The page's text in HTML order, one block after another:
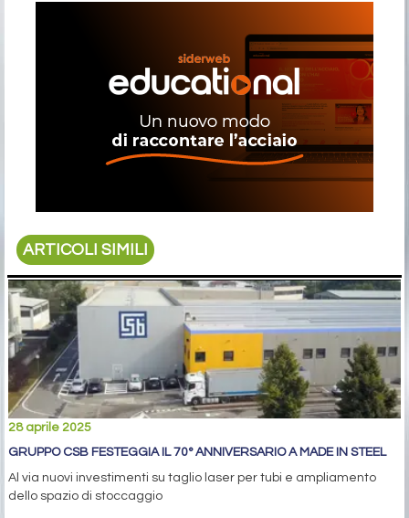
ARTICOLI SIMILI
28 aprile 2025
GRUPPO CSB FESTEGGIA IL 70° ANNIVERSARIO A MADE IN STEEL
Al via nuovi investimenti su taglio laser per tubi e ampliamento
dello spazio di stoccaggio